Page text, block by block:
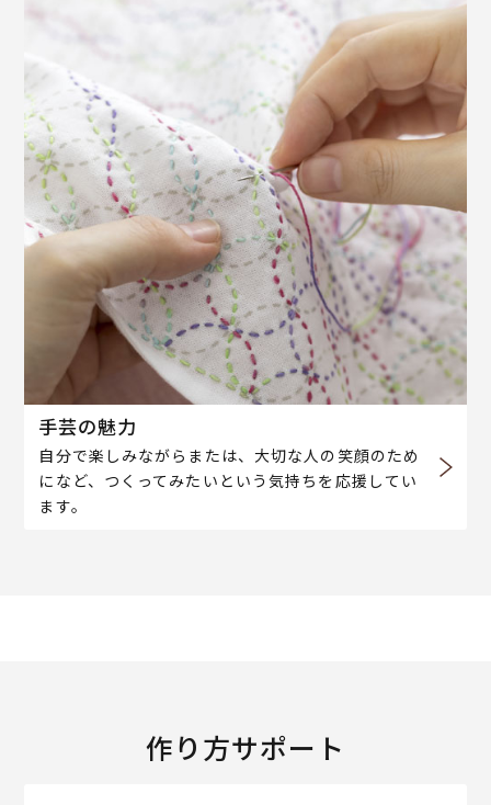
手芸の魅力
自分で楽しみながらまたは、大切な人の笑顔のため
になど、つくってみたいという気持ちを応援してい
ます。
作り方サポート